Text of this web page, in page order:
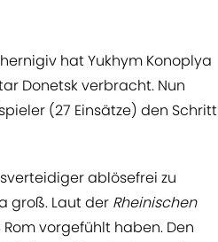
hat Yukhym Konoplya
Donetsk verbracht. Nun
(27 Einsätze) den Schritt
ablösefrei zu
groß. Laut der Rheinischen
vorgefühlt haben. Den